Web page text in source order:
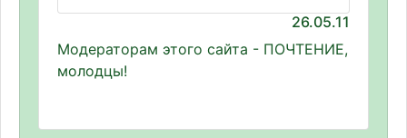
26.05.11
Модераторам этого сайта - ПОЧТЕНИЕ,
молодцы!